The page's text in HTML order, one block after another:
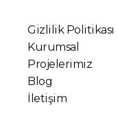
Gizlilik Politikası
Kurumsal
Projelerimiz
Blog
İletişim